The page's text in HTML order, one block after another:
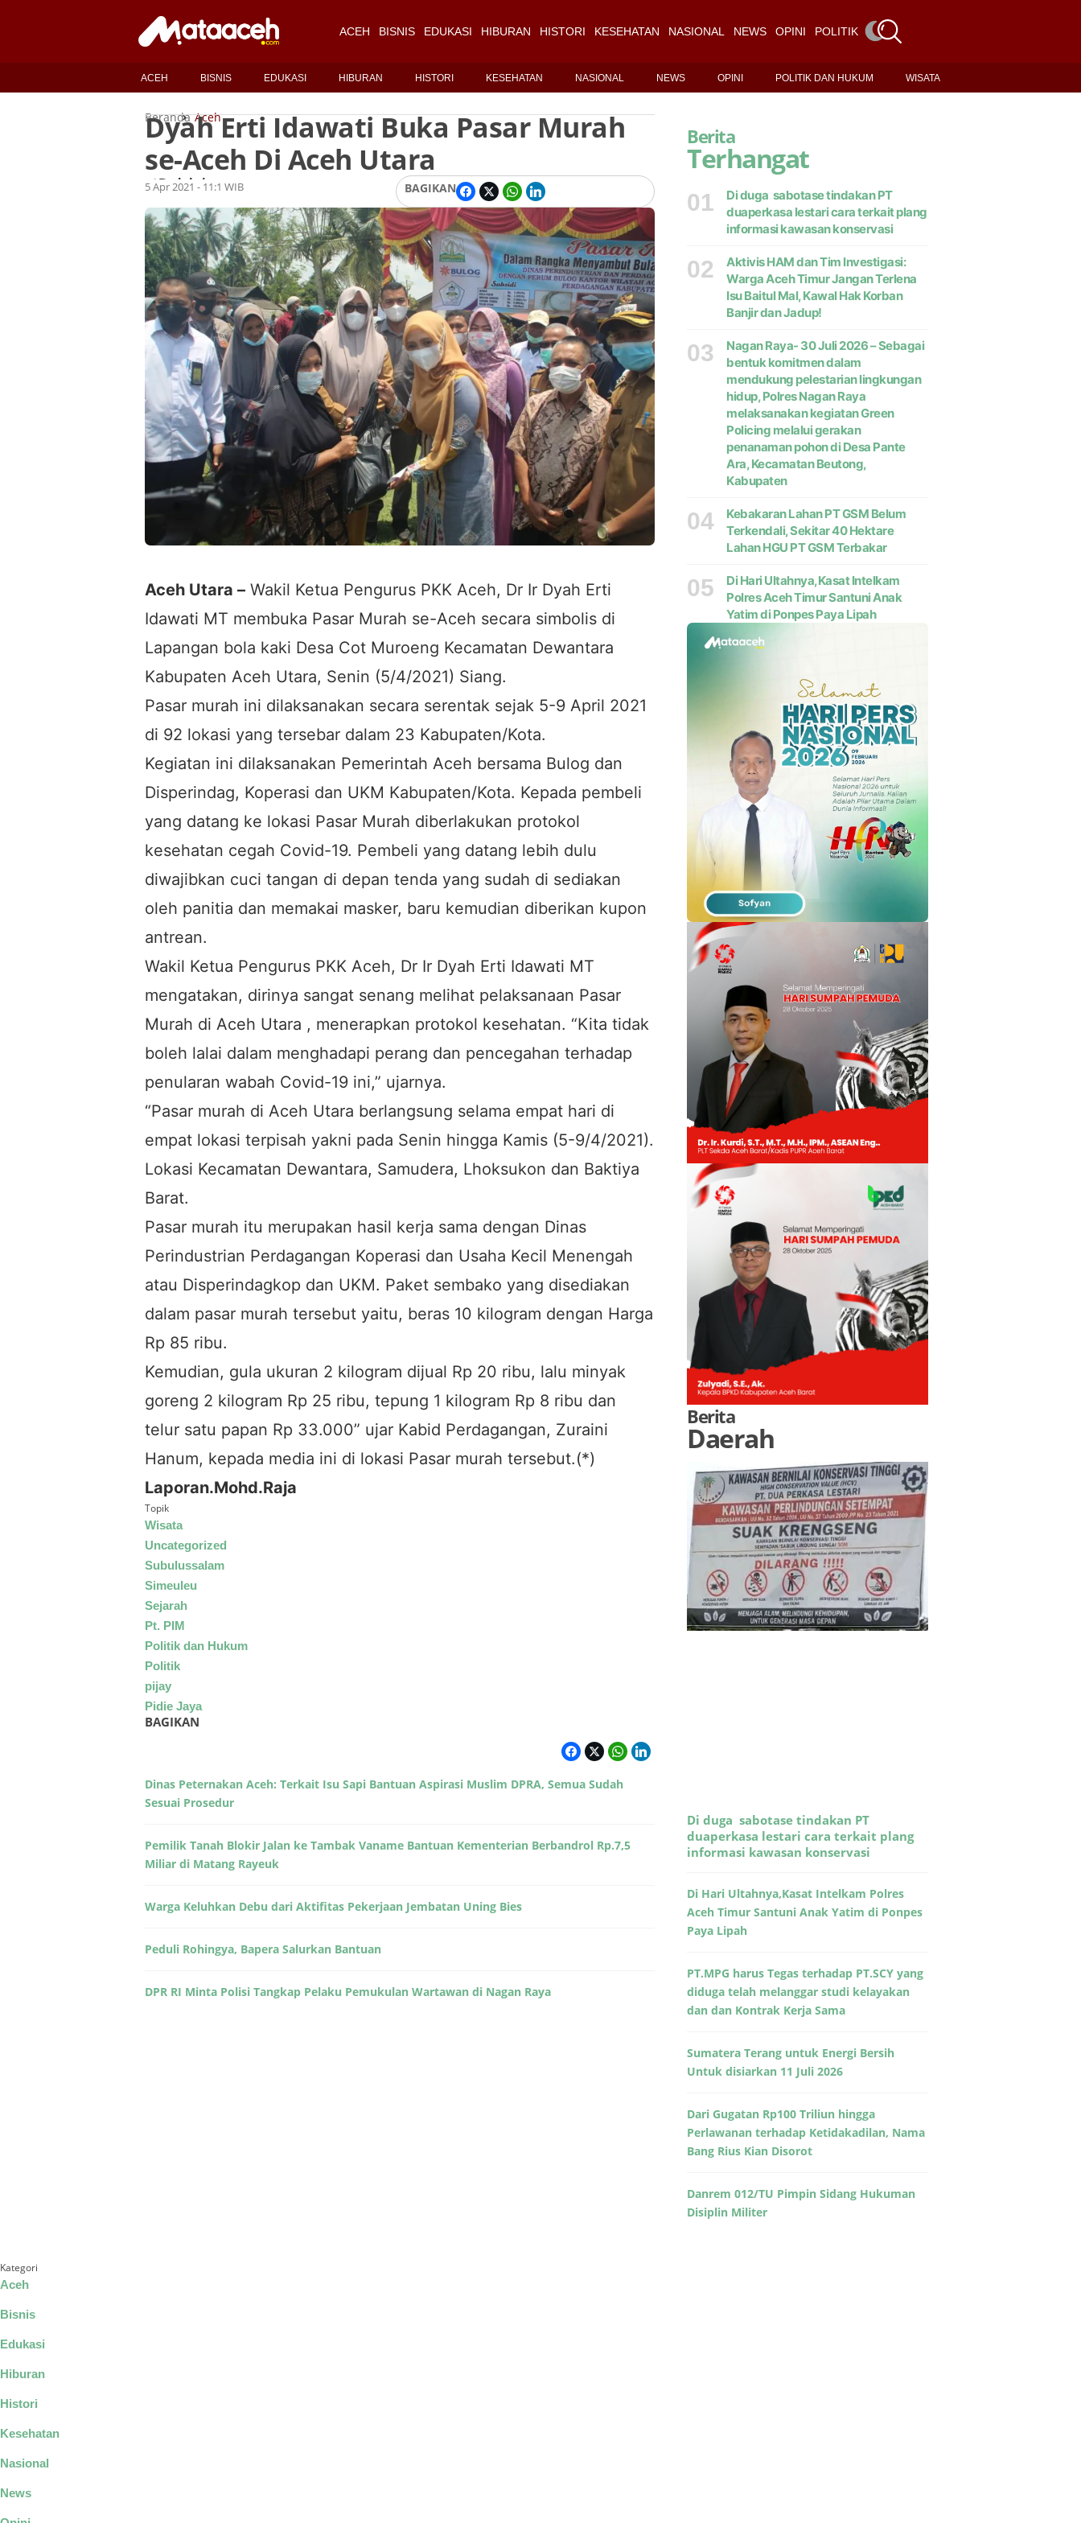
ACEH BISNIS EDUKASI HIBURAN HISTORI KESEHATAN NASIONAL NEWS OPINI POLITIK DAN HUKUM
ACEH BISNIS EDUKASI HIBURAN HISTORI KESEHATAN NASIONAL NEWS OPINI POLITIK DAN HUKUM WISATA
Beranda Aceh
Dyah Erti Idawati Buka Pasar Murah
se-Aceh Di Aceh Utara
OlehRedaksi
5 Apr 2021 - 11:1 WIB BAGIKAN
Aceh Utara – Wakil Ketua Pengurus PKK Aceh, Dr Ir Dyah Erti
Idawati MT membuka Pasar Murah se-Aceh secara simbolis di
Lapangan bola kaki Desa Cot Muroeng Kecamatan Dewantara
Kabupaten Aceh Utara, Senin (5/4/2021) Siang.
Pasar murah ini dilaksanakan secara serentak sejak 5-9 April 2021
di 92 lokasi yang tersebar dalam 23 Kabupaten/Kota.
Kegiatan ini dilaksanakan Pemerintah Aceh bersama Bulog dan
Disperindag, Koperasi dan UKM Kabupaten/Kota. Kepada pembeli
yang datang ke lokasi Pasar Murah diberlakukan protokol
kesehatan cegah Covid-19. Pembeli yang datang lebih dulu
diwajibkan cuci tangan di depan tenda yang sudah di sediakan
oleh panitia dan memakai masker, baru kemudian diberikan kupon
antrean.
Wakil Ketua Pengurus PKK Aceh, Dr Ir Dyah Erti Idawati MT
mengatakan, dirinya sangat senang melihat pelaksanaan Pasar
Murah di Aceh Utara , menerapkan protokol kesehatan. “Kita tidak
boleh lalai dalam menghadapi perang dan pencegahan terhadap
penularan wabah Covid-19 ini,” ujarnya.
“Pasar murah di Aceh Utara berlangsung selama empat hari di
empat lokasi terpisah yakni pada Senin hingga Kamis (5-9/4/2021).
Lokasi Kecamatan Dewantara, Samudera, Lhoksukon dan Baktiya
Barat.
Pasar murah itu merupakan hasil kerja sama dengan Dinas
Perindustrian Perdagangan Koperasi dan Usaha Kecil Menengah
atau Disperindagkop dan UKM. Paket sembako yang disediakan
dalam pasar murah tersebut yaitu, beras 10 kilogram dengan Harga
Rp 85 ribu.
Kemudian, gula ukuran 2 kilogram dijual Rp 20 ribu, lalu minyak
goreng 2 kilogram Rp 25 ribu, tepung 1 kilogram Rp 8 ribu dan
telur satu papan Rp 33.000” ujar Kabid Perdagangan, Zuraini
Hanum, kepada media ini di lokasi Pasar murah tersebut.(*)
Laporan.Mohd.Raja
Topik
Wisata
Uncategorized
Subulussalam
Simeuleu
Sejarah
Pt. PIM
Politik dan Hukum
Politik
pijay
Pidie Jaya
BAGIKAN
Dinas Peternakan Aceh: Terkait Isu Sapi Bantuan Aspirasi Muslim DPRA, Semua Sudah
Sesuai Prosedur
Pemilik Tanah Blokir Jalan ke Tambak Vaname Bantuan Kementerian Berbandrol Rp.7,5
Miliar di Matang Rayeuk
Warga Keluhkan Debu dari Aktifitas Pekerjaan Jembatan Uning Bies
Peduli Rohingya, Bapera Salurkan Bantuan
DPR RI Minta Polisi Tangkap Pelaku Pemukulan Wartawan di Nagan Raya
Berita
Terhangat
01
Di duga sabotase tindakan PT
duaperkasa lestari cara terkait plang
informasi kawasan konservasi
02
Aktivis HAM dan Tim Investigasi:
Warga Aceh Timur Jangan Terlena
Isu Baitul Mal, Kawal Hak Korban
Banjir dan Jadup!
03
Nagan Raya- 30 Juli 2026 – Sebagai
bentuk komitmen dalam
mendukung pelestarian lingkungan
hidup, Polres Nagan Raya
melaksanakan kegiatan Green
Policing melalui gerakan
penanaman pohon di Desa Pante
Ara, Kecamatan Beutong,
Kabupaten
04
Kebakaran Lahan PT GSM Belum
Terkendali, Sekitar 40 Hektare
Lahan HGU PT GSM Terbakar
05
Di Hari Ultahnya,Kasat Intelkam
Polres Aceh Timur Santuni Anak
Yatim di Ponpes Paya Lipah
Berita
Daerah
Di duga sabotase tindakan PT
duaperkasa lestari cara terkait plang
informasi kawasan konservasi
Di Hari Ultahnya,Kasat Intelkam Polres
Aceh Timur Santuni Anak Yatim di Ponpes
Paya Lipah
PT.MPG harus Tegas terhadap PT.SCY yang
diduga telah melanggar studi kelayakan
dan dan Kontrak Kerja Sama
Sumatera Terang untuk Energi Bersih
Untuk disiarkan 11 Juli 2026
Dari Gugatan Rp100 Triliun hingga
Perlawanan terhadap Ketidakadilan, Nama
Bang Rius Kian Disorot
Danrem 012/TU Pimpin Sidang Hukuman
Disiplin Militer
Kategori
Aceh
Bisnis
Edukasi
Hiburan
Histori
Kesehatan
Nasional
News